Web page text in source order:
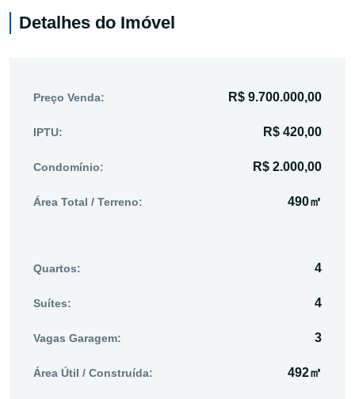
Detalhes do Imóvel
Preço Venda: R$ 9.700.000,00
IPTU: R$ 420,00
Condomínio: R$ 2.000,00
Área Total / Terreno: 490㎡
Quartos: 4
Suítes: 4
Vagas Garagem: 3
Área Útil / Construída: 492㎡